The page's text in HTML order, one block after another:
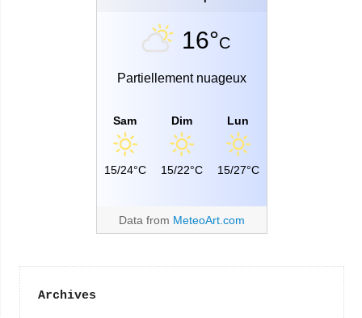
16°C
Partiellement nuageux
Sam
15/24°C
Dim
15/22°C
Lun
15/27°C
Data from MeteoArt.com
Archives